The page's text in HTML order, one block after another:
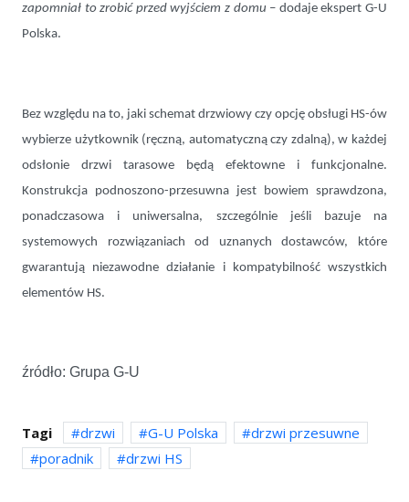
zapomniał to zrobić przed wyjściem z domu – dodaje ekspert G-U
Polska.
Bez względu na to, jaki schemat drzwiowy czy opcję obsługi HS-ów
wybierze użytkownik (ręczną, automatyczną czy zdalną), w każdej
odsłonie drzwi tarasowe będą efektowne i funkcjonalne.
Konstrukcja podnoszono-przesuwna jest bowiem sprawdzona,
ponadczasowa i uniwersalna, szczególnie jeśli bazuje na
systemowych rozwiązaniach od uznanych dostawców, które
gwarantują niezawodne działanie i kompatybilność wszystkich
elementów HS.
źródło: Grupa G-U
Tagi drzwi G-U Polska
drzwi przesuwne
poradnik
drzwi HS